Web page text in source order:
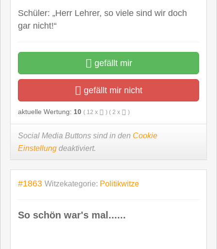
Schüler: „Herr Lehrer, so viele sind wir doch
gar nicht!“
gefällt mir
gefällt mir nicht
aktuelle Wertung: 10 ( 12 x ) ( 2 x )
Social Media Buttons sind in den Cookie
Einstellung deaktiviert.
#1863 Witzekategorie: Politikwitze
So schön war's mal......